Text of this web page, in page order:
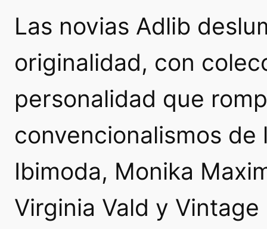
Las novias Adlib
originalidad, con
personalidad que
convencionalismos de
Ibimoda, Monika
Virginia Vald y